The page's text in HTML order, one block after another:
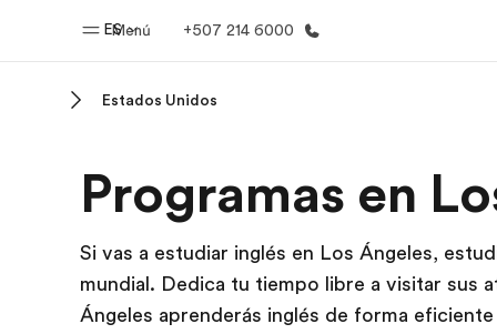
Menú
ES +507 214 6000
Bienvenido a EF Ver todo lo
Estados Unidos
Programas en
Si vas a estudiar inglés en Los Ángeles,
mundial. Dedica tu tiempo libre a visitar sus
Ángeles aprenderás inglés de forma